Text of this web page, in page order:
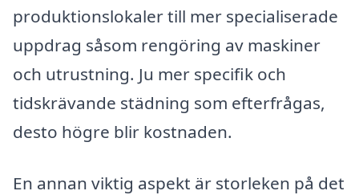
produktionslokaler till mer specialiserade
uppdrag såsom rengöring av maskiner
och utrustning. Ju mer specifik och
tidskrävande städning som efterfrågas,
desto högre blir kostnaden.
En annan viktig aspekt är storleken på det